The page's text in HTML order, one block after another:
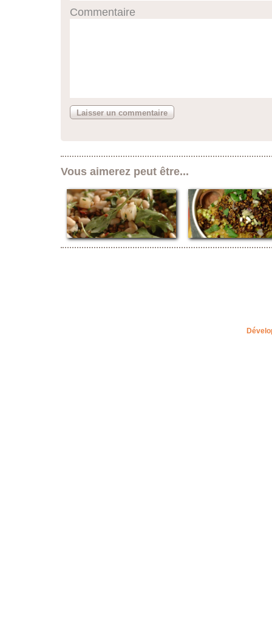
Commentaire
Vous aimerez peut être...